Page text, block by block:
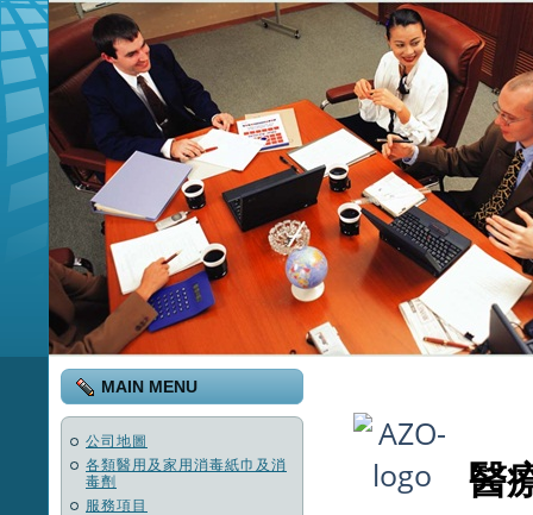
MAIN MENU
公司地圖
各類醫用及家用消毒紙巾及消
毒劑
服務項目
醫